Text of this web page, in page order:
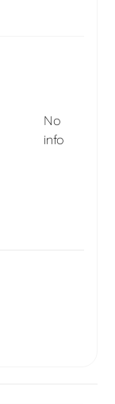
No
info